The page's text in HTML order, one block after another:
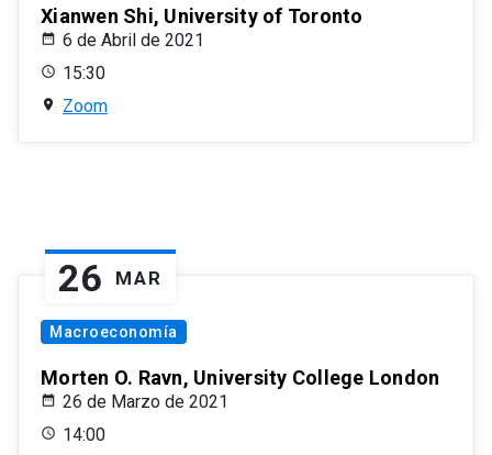
Xianwen Shi, University of Toronto
6 de Abril de 2021
15:30
Zoom
26 MAR
Macroeconomía
Morten O. Ravn, University College London
26 de Marzo de 2021
14:00